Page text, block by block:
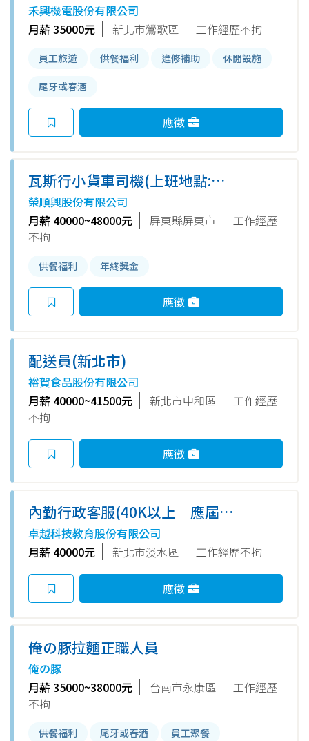
禾興機電股份有限公司
月薪 35000元
新北市鶯歌區 工作經歷不拘
員工旅遊 供餐福利 進修補助 休閒設施
尾牙或春酒
應徵
瓦斯行小貨車司機(上班地點:屏
東市)
榮順興股份有限公司
月薪 40000~48000元
屏東縣屏東市
工作經歷
不拘
供餐福利 年終獎金
應徵
配送員(新北市)
裕賀食品股份有限公司
月薪 40000~41500元
新北市中和區
工作經歷
不拘
應徵
內勤行政客服(40K以上｜應屆畢
可｜竹圍捷運站2分鐘)
卓越科技教育股份有限公司
月薪 40000元
新北市淡水區 工作經歷不拘
應徵
俺の豚拉麵正職人員
俺の豚
月薪 35000~38000元
台南市永康區
工作經歷
不拘
供餐福利 尾牙或春酒 員工聚餐